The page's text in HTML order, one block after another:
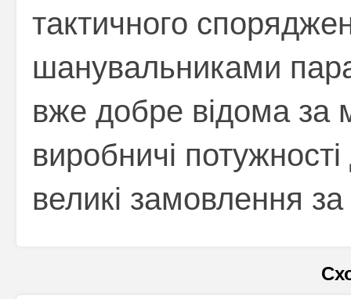
тактичного
шанувальниками
вже добре відома за
виробничі
великі замовлення